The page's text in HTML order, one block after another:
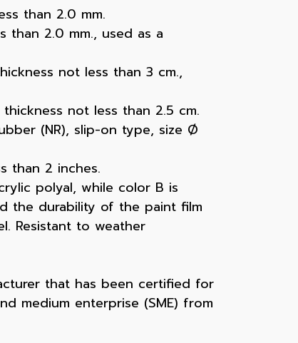
than 2.0 mm.
2.0 mm., used as a
not less than 3 cm.,
not less than 2.5 cm.
(NR), slip-on type, size Ø
than 2 inches.
polyal, while color B is
the durability of the paint film
Resistant to weather
that has been certified for
medium enterprise (SME) from